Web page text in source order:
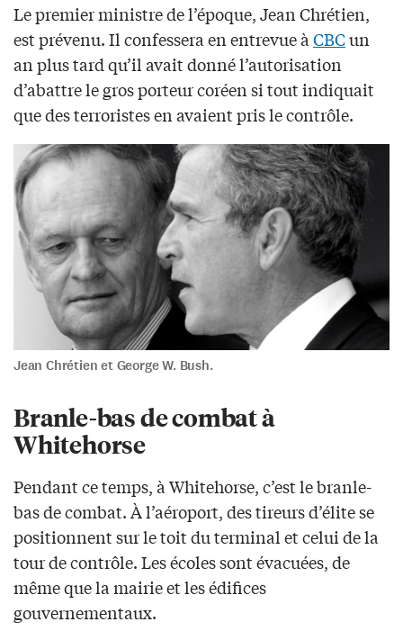
Le premier ministre de l’époque, Jean Chrétien,
est prévenu. Il confessera en entrevue à CBCun
an plus tard qu’il avait donné l’autorisation
d’abattre le gros porteur coréen si tout indiquait
que des terroristes en avaient pris le contrôle.
Jean Chrétien et George W. Bush.
Branle-bas de combat à
Whitehorse
Pendant ce temps, à Whitehorse, c’est le branle-
bas de combat. À l’aéroport, des tireurs d’élite se
positionnent sur le toit du terminal et celui de la
tour de contrôle. Les écoles sont évacuées, de
même que la mairie et les édifices
gouvernementaux.